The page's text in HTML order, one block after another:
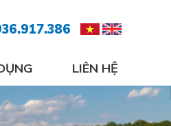
LIÊN HỆ